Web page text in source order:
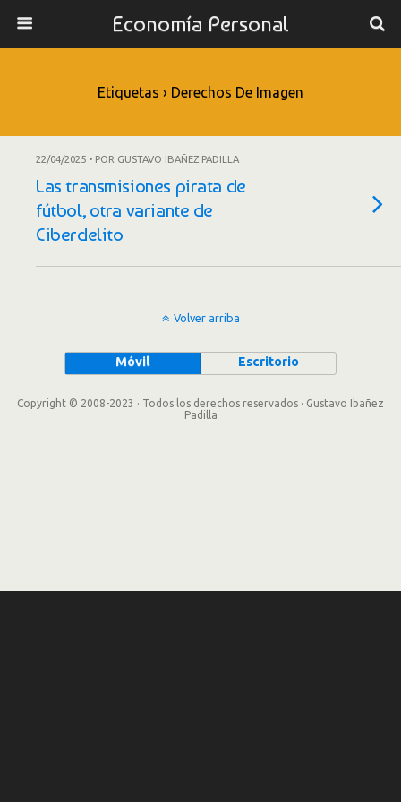
Economía Personal
Etiquetas › Derechos De Imagen
22/04/2025 • POR GUSTAVO IBAÑEZ PADILLA
Las transmisiones pirata de
fútbol, otra variante de
Ciberdelito
Volver arriba
Móvil Escritorio
Copyright © 2008-2023 · Todos los derechos reservados · Gustavo Ibañez
Padilla